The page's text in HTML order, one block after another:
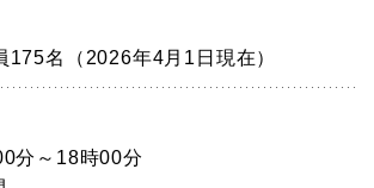
名（2026年4月1日現在）
分～18時00分